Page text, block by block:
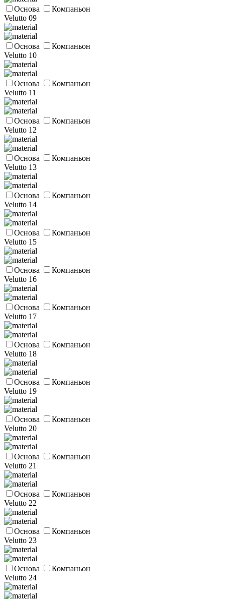
Основа
Компаньон
Velutto 09
Основа
Компаньон
Velutto 10
Основа
Компаньон
Velutto 11
Основа
Компаньон
Velutto 12
Основа
Компаньон
Velutto 13
Основа
Компаньон
Velutto 14
Основа
Компаньон
Velutto 15
Основа
Компаньон
Velutto 16
Основа
Компаньон
Velutto 17
Основа
Компаньон
Velutto 18
Основа
Компаньон
Velutto 19
Основа
Компаньон
Velutto 20
Основа
Компаньон
Velutto 21
Основа
Компаньон
Velutto 22
Основа
Компаньон
Velutto 23
Основа
Компаньон
Velutto 24